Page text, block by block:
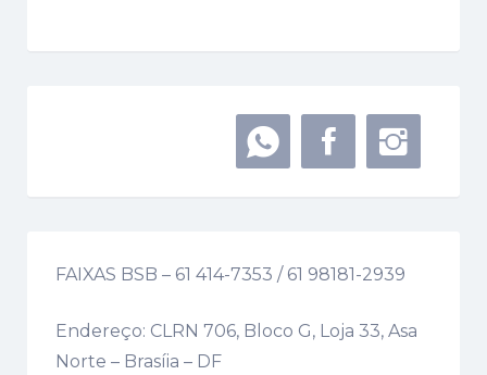
FAIXAS BSB – 61 414-7353 / 61 98181-2939
Endereço: CLRN 706, Bloco G, Loja 33, Asa
Norte – Brasíia – DF